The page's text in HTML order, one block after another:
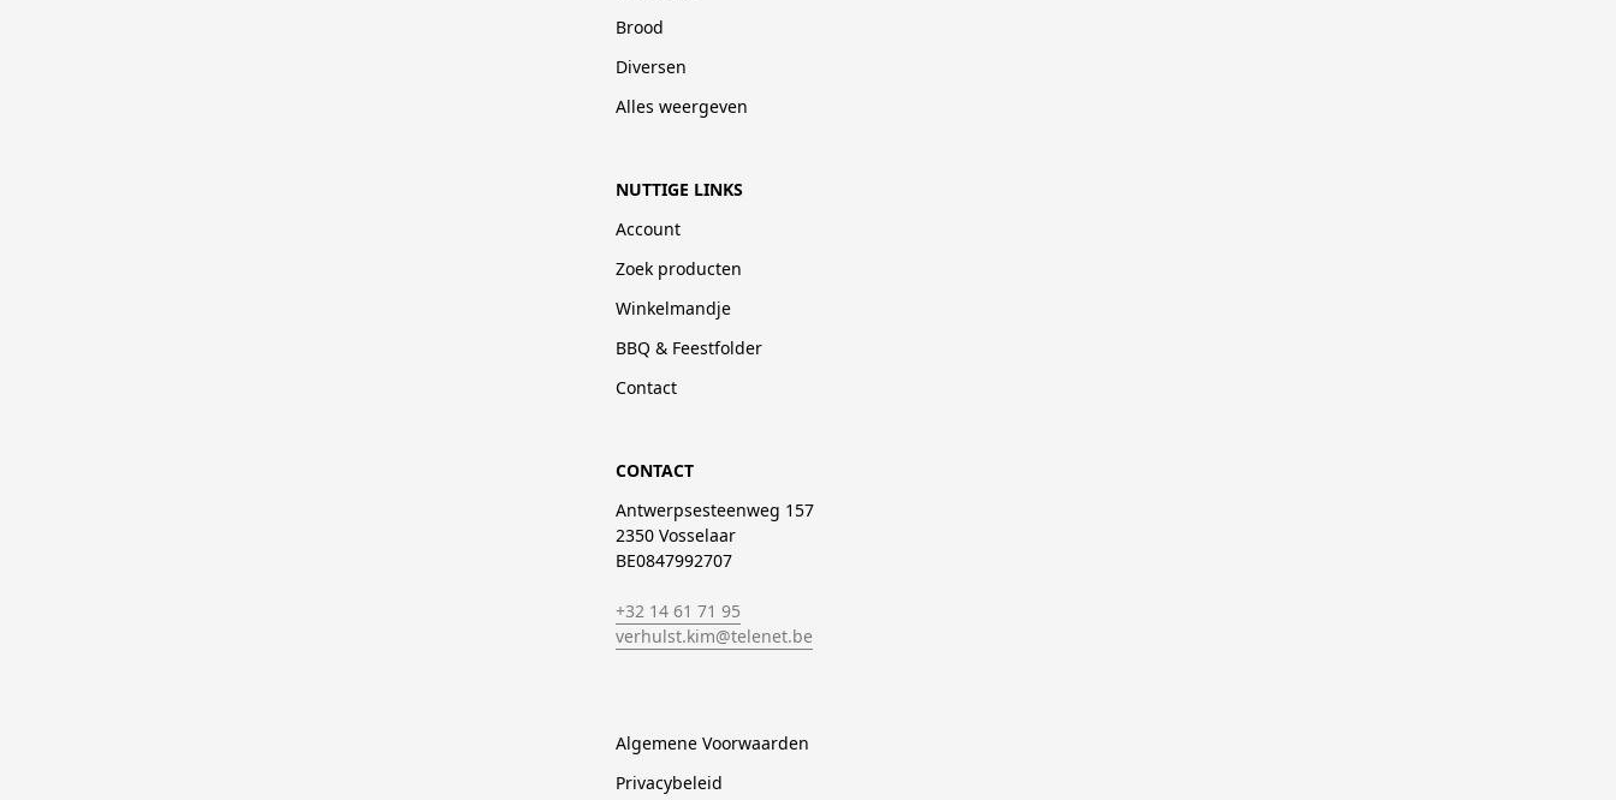
Brood
Diversen
Alles weergeven
NUTTIGE LINKS
Account
Zoek producten
Winkelmandje
BBQ & Feestfolder
Contact
CONTACT
Antwerpsesteenweg 157
2350 Vosselaar
BE0847992707
+32 14 61 71 95
verhulst.kim@telenet.be
Algemene Voorwaarden
Privacybeleid